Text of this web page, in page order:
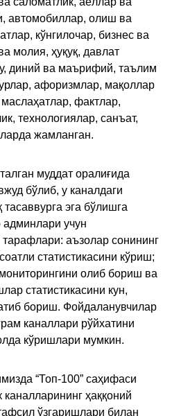
автомобиллар, олиш ва
кўнгилочар, бизнес ва
молия, ҳуқуқ, давлат
диний ва маърифий, таълим
афоризмлар, мақоллар
фактлар,
технологиялар, санъат,
жамланган.
муддат оралиғида
бўлиб, у каналдаги
эга бўлишга
учун
тарафлари: аъзолар сонининг
статистикасини кўриш;
олиб бориш ва
статистикасини кун,
бориш. Фойдаланувчилар
каналлари рўйхатини
кўришлари мумкин.
“Топ-100” саҳифаси
ҳаққоний
ўзгаришлари билан